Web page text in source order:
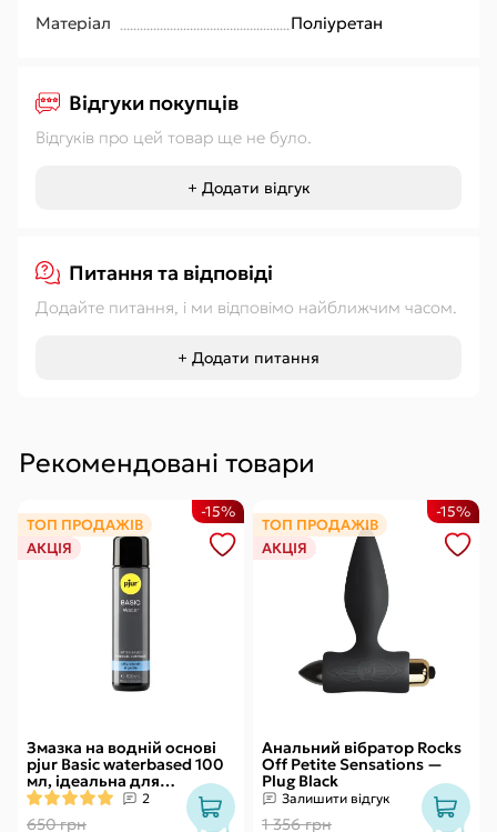
Матеріал
Поліуретан
Відгуки покупців
Відгуків про цей товар ще не було.
+ Додати відгук
Питання та відповіді
Додайте питання, і ми відповімо найближчим часом.
+ Додати питання
Рекомендовані товари
ТОП ПРОДАЖІВ
АКЦІЯ
Змазка на водній основі
pjur Basic waterbased 100
мл, ідеальна для
новачків, найкраща ціна/
якість
2
650 грн
-15%
ТОП ПРОДАЖІВ
АКЦІЯ
Анальний вібратор Rocks
Off Petite Sensations —
Plug Black
Залишити відгук
1 356 грн
-15%